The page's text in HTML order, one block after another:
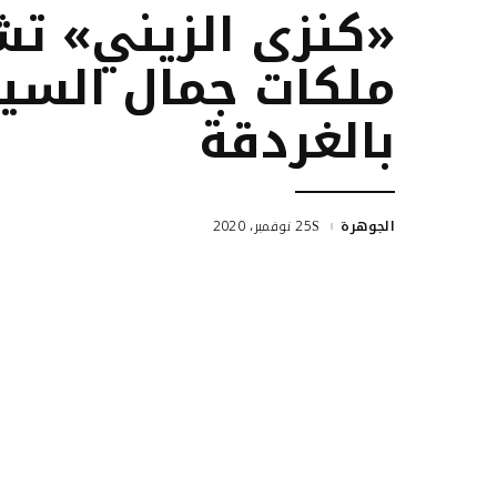
«كنزى الزیني»
ملكات جمال
بالغردقة
Posted
الجوهرة 25 نوفمبر، 2020